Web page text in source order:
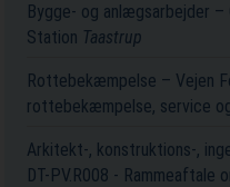
Bygge- og anlægsarbejder
Station Taastrup
Rottebekæmpelse – Vejen
rottebekæmpelse, service
Arkitekt-, konstruktions-,
DT-PV.R008 - Rammeaftale